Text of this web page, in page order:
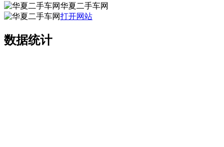
华夏二手车网
打开网站
数据统计